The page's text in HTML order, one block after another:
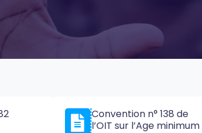
Convention n° 138 de
l’OIT sur l’Age minimum